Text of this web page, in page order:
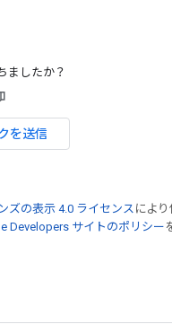
ましたか？
を送信
ズの表示 4.0 ライセンス によ
Developers サイトのポリシー